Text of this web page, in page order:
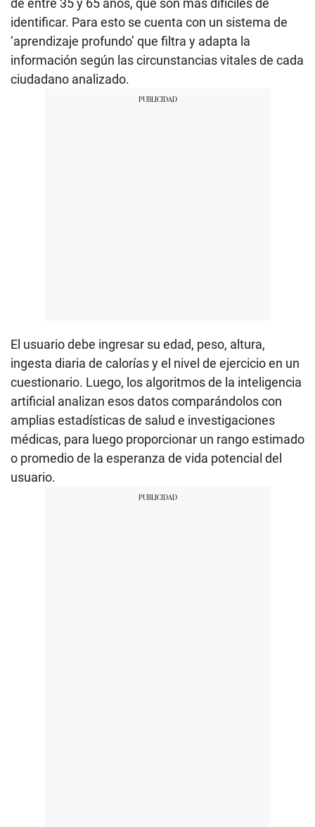
identificar. Para esto se cuenta con un sistema de
‘aprendizaje profundo’ que filtra y adapta la
información según las circunstancias vitales de cada
ciudadano analizado.
El usuario debe ingresar su edad, peso, altura,
ingesta diaria de calorías y el nivel de ejercicio en un
cuestionario. Luego, los algoritmos de la inteligencia
artificial analizan esos datos comparándolos con
amplias estadísticas de salud e investigaciones
médicas, para luego proporcionar un rango estimado
o promedio de la esperanza de vida potencial del
usuario.